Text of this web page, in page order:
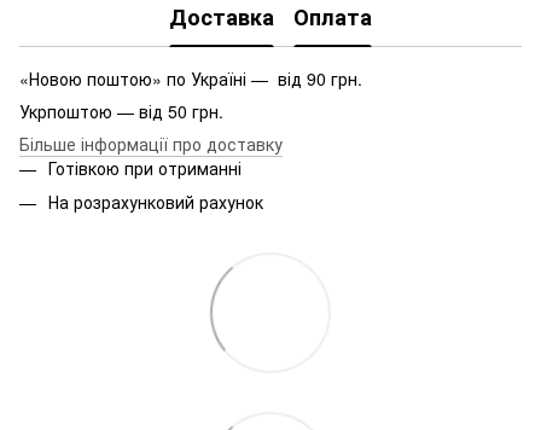
Доставка Оплата
«Новою поштою» по Україні — від 90 грн.
Укрпоштою — від 50 грн.
Більше інформації про доставку
Готівкою при отриманні
На розрахунковий рахунок